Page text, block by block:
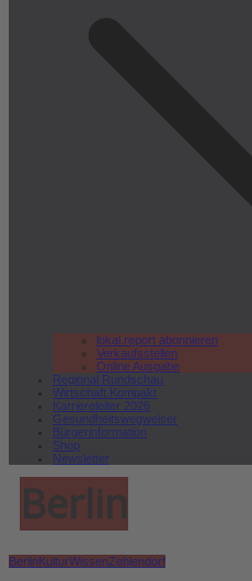
lokal.report abonnieren
Verkaufsstellen
Online Ausgabe
Regional Rundschau
Wirtschaft.Kompakt
Karriereleiter 2026
Gesundheitswegweiser
Bürgerinformation
Shop
Newsletter
Berlin
BerlinKulturWissenZehlendorf